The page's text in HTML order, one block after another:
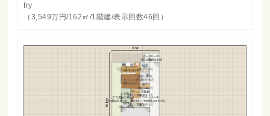
fry
（3,549万円/162㎡/1階建/表示回数46回）